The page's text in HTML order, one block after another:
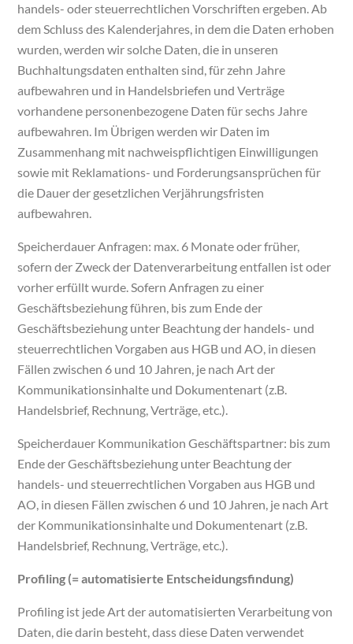
handels- oder steuerrechtlichen Vorschriften ergeben. Ab
dem Schluss des Kalenderjahres, in dem die Daten erhoben
wurden, werden wir solche Daten, die in unseren
Buchhaltungsdaten enthalten sind, für zehn Jahre
aufbewahren und in Handelsbriefen und Verträge
vorhandene personenbezogene Daten für sechs Jahre
aufbewahren. Im Übrigen werden wir Daten im
Zusammenhang mit nachweispflichtigen Einwilligungen
sowie mit Reklamations- und Forderungsansprüchen für
die Dauer der gesetzlichen Verjährungsfristen
aufbewahren.
Speicherdauer Anfragen: max. 6 Monate oder früher,
sofern der Zweck der Datenverarbeitung entfallen ist oder
vorher erfüllt wurde. Sofern Anfragen zu einer
Geschäftsbeziehung führen, bis zum Ende der
Geschäftsbeziehung unter Beachtung der handels- und
steuerrechtlichen Vorgaben aus HGB und AO, in diesen
Fällen zwischen 6 und 10 Jahren, je nach Art der
Kommunikationsinhalte und Dokumentenart (z.B.
Handelsbrief, Rechnung, Verträge, etc.).
Speicherdauer Kommunikation Geschäftspartner: bis zum
Ende der Geschäftsbeziehung unter Beachtung der
handels- und steuerrechtlichen Vorgaben aus HGB und
AO, in diesen Fällen zwischen 6 und 10 Jahren, je nach Art
der Kommunikationsinhalte und Dokumentenart (z.B.
Handelsbrief, Rechnung, Verträge, etc.).
Profiling (= automatisierte Entscheidungsfindung)
Profiling ist jede Art der automatisierten Verarbeitung von
Daten, die darin besteht, dass diese Daten verwendet